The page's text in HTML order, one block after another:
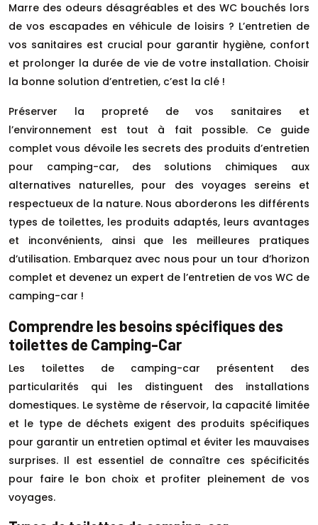
Marre des odeurs désagréables et des WC bouchés lors
de vos escapades en véhicule de loisirs ? L’entretien de
vos sanitaires est crucial pour garantir hygiène, confort
et prolonger la durée de vie de votre installation. Choisir
la bonne solution d’entretien, c’est la clé !
Préserver la propreté de vos sanitaires et
l’environnement est tout à fait possible. Ce guide
complet vous dévoile les secrets des produits d’entretien
pour camping-car, des solutions chimiques aux
alternatives naturelles, pour des voyages sereins et
respectueux de la nature. Nous aborderons les différents
types de toilettes, les produits adaptés, leurs avantages
et inconvénients, ainsi que les meilleures pratiques
d’utilisation. Embarquez avec nous pour un tour d’horizon
complet et devenez un expert de l’entretien de vos WC de
camping-car !
Comprendre les besoins spécifiques des
toilettes de Camping-Car
Les toilettes de camping-car présentent des
particularités qui les distinguent des installations
domestiques. Le système de réservoir, la capacité limitée
et le type de déchets exigent des produits spécifiques
pour garantir un entretien optimal et éviter les mauvaises
surprises. Il est essentiel de connaître ces spécificités
pour faire le bon choix et profiter pleinement de vos
voyages.